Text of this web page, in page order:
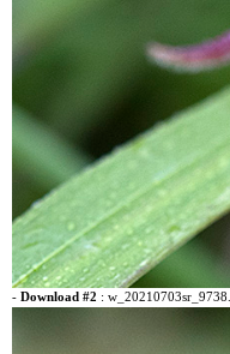
- Download #2 :